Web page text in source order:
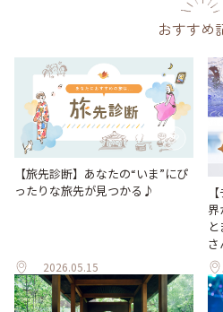
おすすめ
【旅先診断】あなたの“いま”にぴ
ったりな旅先が見つかる♪
2026.05.15
界
さ